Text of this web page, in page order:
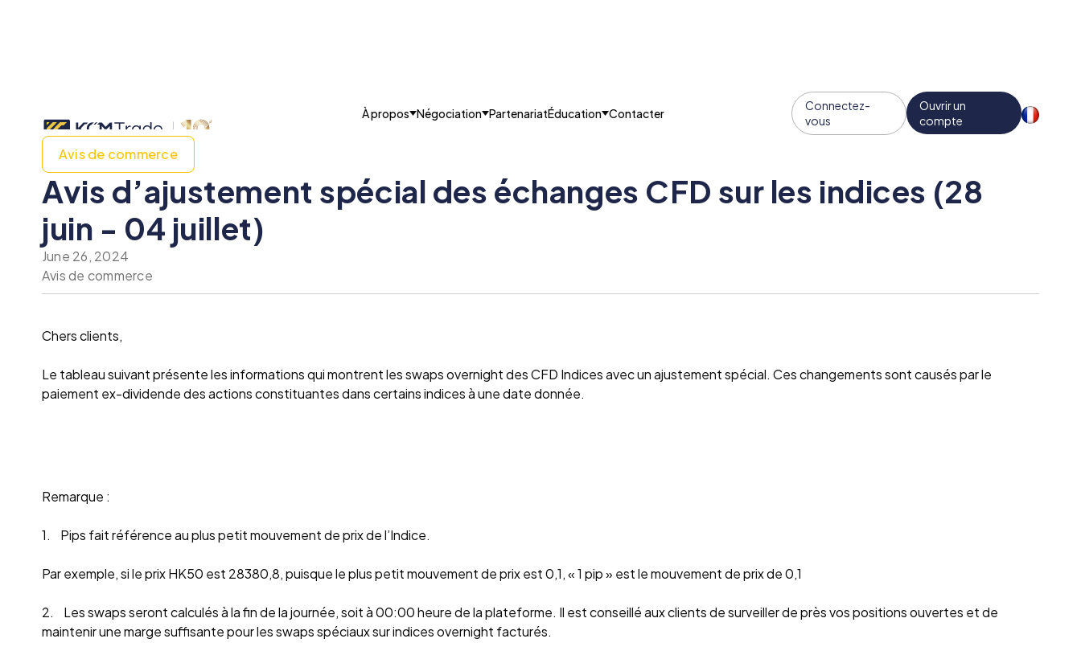
À propos Négociation PartenariatÉducation Contacter
Connectez-
vous
Ouvrir un
compte
Avis de commerce
Avis d’ajustement spécial des échanges CFD sur les indices (28
juin - 04 juillet)
June 26, 2024
Avis de commerce
Chers clients,
Le tableau suivant présente les informations qui montrent les swaps overnight des CFD Indices avec un ajustement spécial. Ces changements sont causés par le
paiement ex-dividende des actions constituantes dans certains indices à une date donnée.
Remarque :
1. Pips fait référence au plus petit mouvement de prix de l’Indice.
Par exemple, si le prix HK50 est 28380,8, puisque le plus petit mouvement de prix est 0,1, « 1 pip » est le mouvement de prix de 0,1
2. Les swaps seront calculés à la fin de la journée, soit à 00:00 heure de la plateforme. Il est conseillé aux clients de surveiller de près vos positions ouvertes et de
maintenir une marge suffisante pour les swaps spéciaux sur indices overnight facturés.